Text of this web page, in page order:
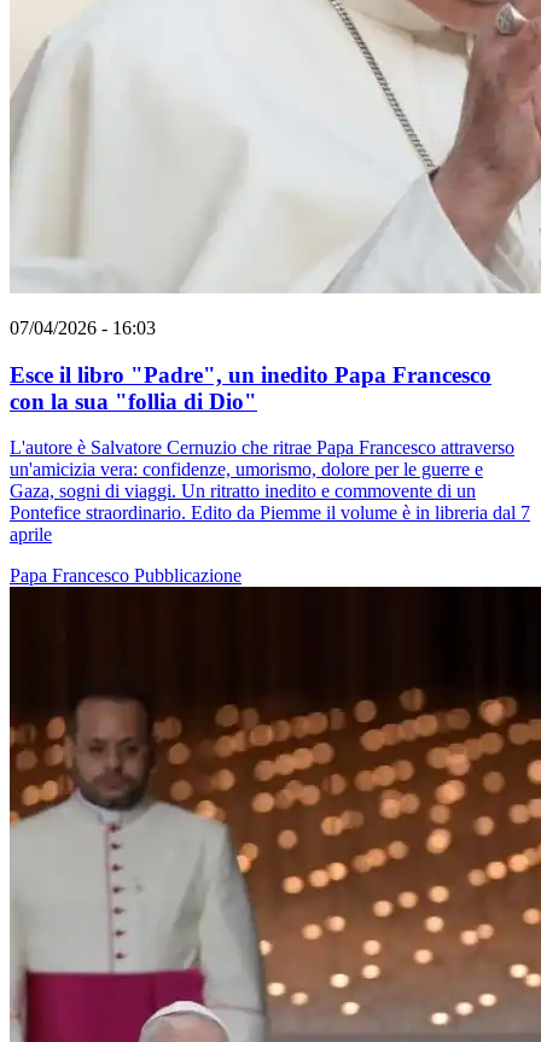
07/04/2026 - 16:03
Esce il libro "Padre", un inedito Papa Francesco
con la sua "follia di Dio"
L'autore è Salvatore Cernuzio che ritrae Papa Francesco attraverso
un'amicizia vera: confidenze, umorismo, dolore per le guerre e
Gaza, sogni di viaggi. Un ritratto inedito e commovente di un
Pontefice straordinario. Edito da Piemme il volume è in libreria dal 7
aprile
Papa Francesco Pubblicazione